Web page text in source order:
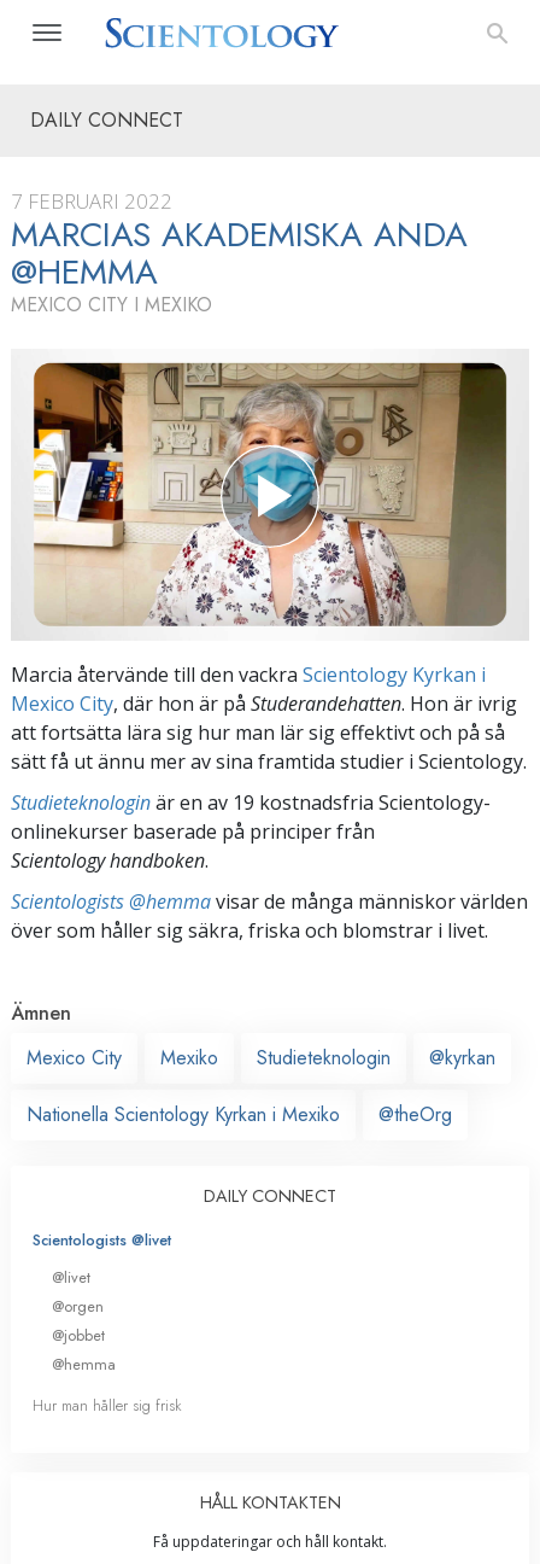
DAILY CONNECT
7 FEBRUARI 2022
MARCIAS AKADEMISKA ANDA
@HEMMA
MEXICO CITY I MEXIKO
Marcia återvände till den vackra Scientology Kyrkan i
Mexico City, där hon är på Studerandehatten. Hon är ivrig
att fortsätta lära sig hur man lär sig effektivt och på så
sätt få ut ännu mer av sina framtida studier i Scientology.
Studieteknologinär en av 19 kostnadsfria Scientology-
onlinekurser baserade på principer från
Scientology handboken.
Scientologists @hemmavisar de många människor världen
över som håller sig säkra, friska och blomstrar i livet.
Ämnen
Mexico City
Mexiko Studieteknologin @kyrkan
Nationella Scientology Kyrkan i Mexiko @theOrg
DAILY CONNECT
Scientologists @livet
@livet
@orgen
@jobbet
@hemma
Hur man håller sig frisk
HÅLL KONTAKTEN
Få uppdateringar och håll kontakt.